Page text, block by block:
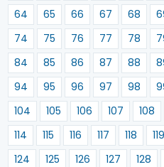
64
65 66 67 68
74
75 76 77 78
84
85 86 87 88
94
95 96 97 98
104
105 106 107 108
114
115 116 117 118 119
124
125 126 127 128